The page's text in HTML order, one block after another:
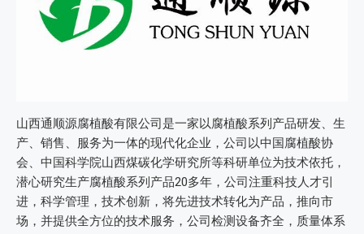
山西通顺源腐植酸有限公司是一家以腐植酸系列产品研发、生
产、销售、服务为一体的现代化企业，公司以中国腐植酸协
会、中国科学院山西煤碳化学研究所等科研单位为技术依托，
潜心研究生产腐植酸系列产品20多年，公司注重科技人才引
进，科学管理，技术创新，将先进技术转化为产品，推向市
场，并提供全方位的技术服务，公司检测设备齐全，质量体系